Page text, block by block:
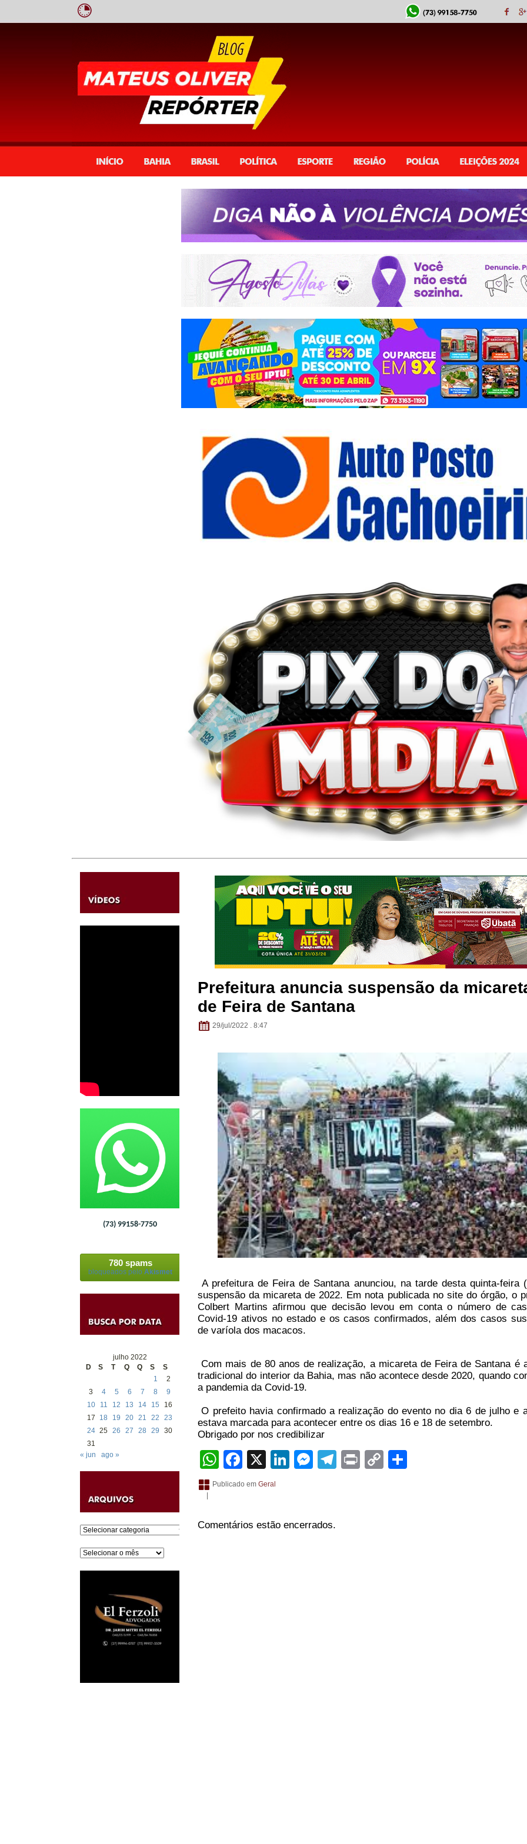
(73) 99158-7750
780 spams
bloqueados pelo Akismet
julho 2022
D
S T Q Q S
S
1
2
3
4 5 6 7 8
9
10
11 12 13 14 15
16
17
18 19 20 21 22
23
24 25 26 27 28 29
30
31
« jun
ago »
Categorias
Arquivos
Prefeitura anuncia suspensão da
de Feira de Santana
29/jul/2022 . 8:47
A prefeitura de Feira de Santanaanunciou, na tarde desta quinta-feira
suspensão da micareta de 2022. Em nota publicada no site do órgão, o
Colbert Martins afirmou que decisão levou em conta o número de
Covid-19 ativos no estado e os casos confirmados, além dos casos
de varíola dos macacos.
Com mais de 80 anos de realização, a micareta de Feira de Santana é
tradicional do interior da Bahia, mas não acontece desde 2020, quando
a pandemia da Covid-19.
O prefeito havia confirmado a realização do evento no dia 6 de julho e
estava marcada para acontecer entre os dias 16 e 18 de setembro.
Obrigado por nos credibilizar
WhatsApp
Facebook
X LinkedIn
Messenger
Telegram
PrintCopy
Publicado em Geral
Comentários estão encerrados.